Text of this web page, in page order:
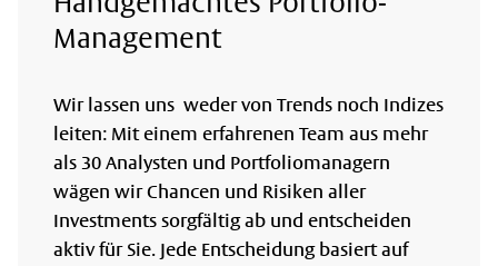
Management
Wir lassen uns weder von Trends noch Indizes
leiten: Mit einem erfahrenen Team aus mehr
als 30 Analysten und Portfoliomanagern
wägen wir Chancen und Risiken aller
Investments sorgfältig ab und entscheiden
aktiv für Sie. Jede Entscheidung basiert auf